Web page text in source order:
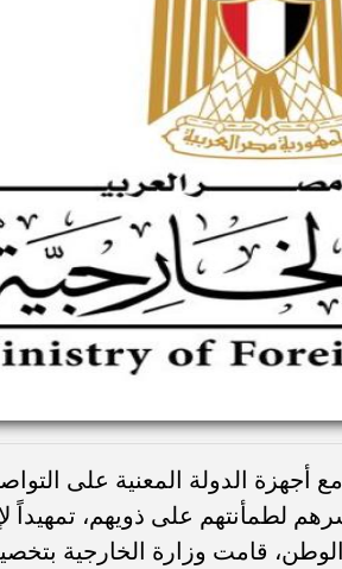
أجهزة الدولة المعنية على
لطمأنتهم على ذويهم، تمهيداً
قامت وزارة الخارجية